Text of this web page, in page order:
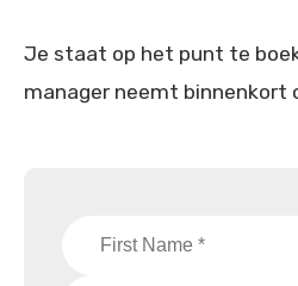
Je staat op het punt te
manager neemt